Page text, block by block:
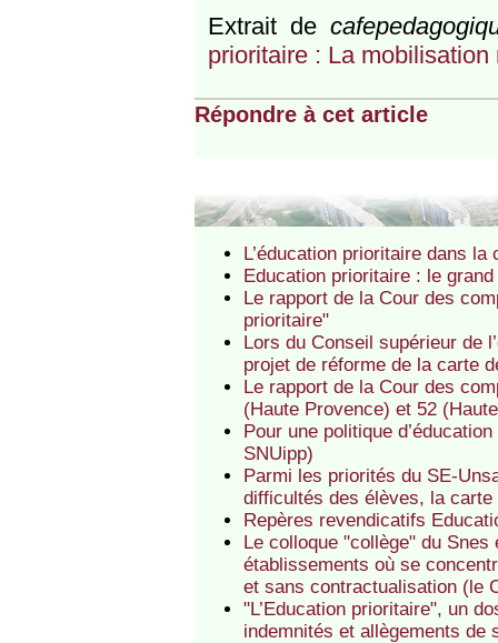
Extrait de
prioritaire : La mobilisation
Répondre à cet article
L’éducation prioritaire dans
Education prioritaire : le
Le rapport de la Cour des
prioritaire"
Lors du Conseil supérieur de
projet de réforme de la carte
Le rapport de la Cour des
(Haute Provence) et 52
Pour une politique
SNUipp)
Parmi les priorités du SE-
difficultés des élèves, la carte
Repères revendicatifs
Le colloque "collège" du
établissements où se
et sans contractualisation (le
"L’Education prioritaire", un
indemnités et allègements de